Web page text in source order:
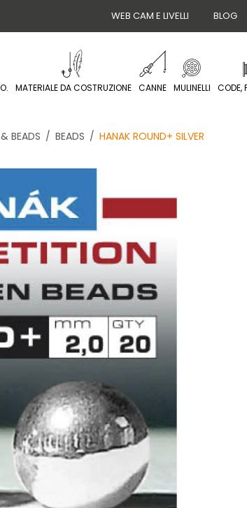
WEB CAM E LIVELLI BLOG
MATERIALE DA COSTRUZIONE CANNE MULINELLI CODE,
BEADS BEADS HANAK ROUND+ SILVER